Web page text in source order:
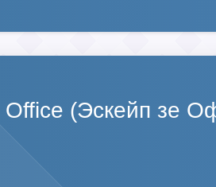
Office (Эскейп зе